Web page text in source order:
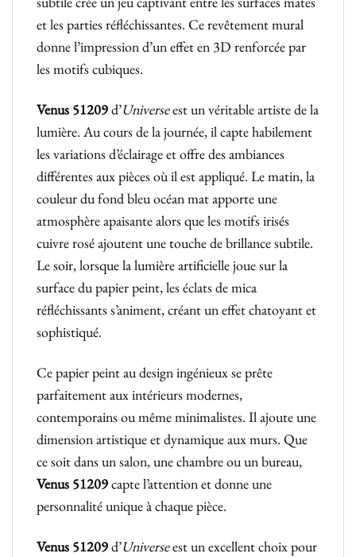
et les parties réfléchissantes. Ce revêtement mural
donne l’impression d’un effet en 3D renforcée par
les motifs cubiques.
Venus 51209d’Universeest un véritable artiste de la
lumière. Au cours de la journée, il capte habilement
les variations d’éclairage et offre des ambiances
différentes aux pièces où il est appliqué. Le matin, la
couleur du fond bleu océan mat apporte une
atmosphère apaisante alors que les motifs irisés
cuivre rosé ajoutent une touche de brillance subtile.
Le soir, lorsque la lumière artificielle joue sur la
surface du papier peint, les éclats de mica
réfléchissants s’animent, créant un effet chatoyant et
sophistiqué.
Ce papier peint au design ingénieux se prête
parfaitement aux intérieurs modernes,
contemporains ou même minimalistes. Il ajoute une
dimension artistique et dynamique aux murs. Que
ce soit dans un salon, une chambre ou un bureau,
Venus 51209capte l’attention et donne une
personnalité unique à chaque pièce.
Venus 51209d’Universeest un excellent choix pour